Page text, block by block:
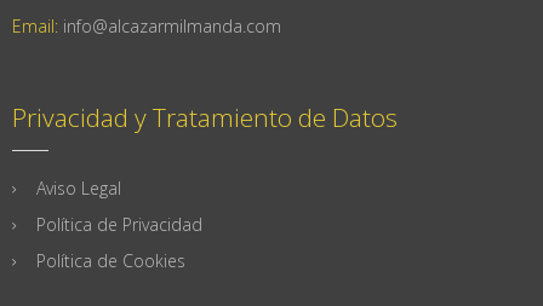
Email: info@alcazarmilmanda.com
Privacidad y Tratamiento de Datos
Aviso Legal
Política de Privacidad
Política de Cookies